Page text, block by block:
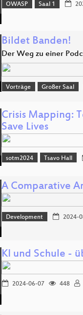
OWASP Saal 1
Bildet Banden!
Der Weg zu einer
Vorträge Großer Saal
Crisis Mapping:
Save Lives
sotm2024 Tsavo Hall
A Comparative
Development 2024-
KI und Schule -
2024-06-07 448